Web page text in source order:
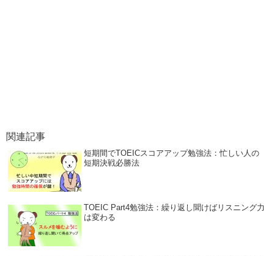
関連記事
短期間でTOEICスコアアップ勉強法：忙しい人の
短期決戦必勝法
TOEIC Part4勉強法：繰り返し聞けばリスニング力
は変わる